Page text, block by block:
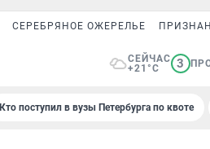
СЕРЕБРЯНОЕ ОЖЕРЕЛЬЕ
СЕЙЧАС
+21°C
3
Кто поступил в вузы Петербурга по квоте